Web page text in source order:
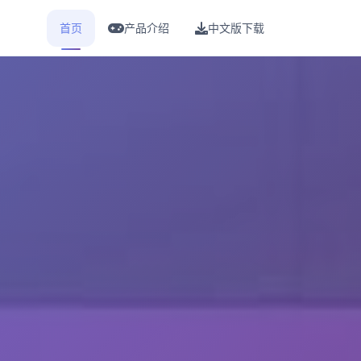
首页 产品介绍 中文版下载